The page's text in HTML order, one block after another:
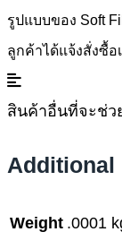
รูปแบบของ Soft
ลูกค้าได้แจ้งสั่งซื้อ
สินค้าอื่นที่จะช่
Additional
Weight .0001